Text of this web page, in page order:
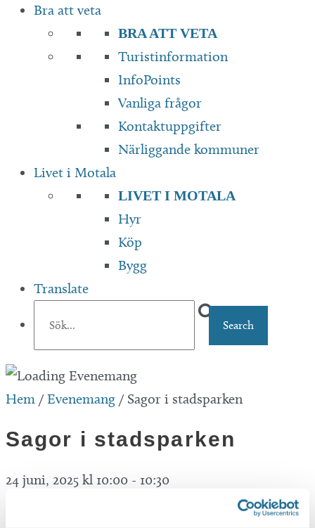
Bra att veta
BRA ATT VETA
Turistinformation
InfoPoints
Vanliga frågor
Kontaktuppgifter
Närliggande kommuner
Livet i Motala
LIVET I MOTALA
Hyr
Köp
Bygg
Translate
Hem /Evenemang / Sagor i stadsparken
Sagor i stadsparken
24 juni, 2025 kl 10:00 - 10:30